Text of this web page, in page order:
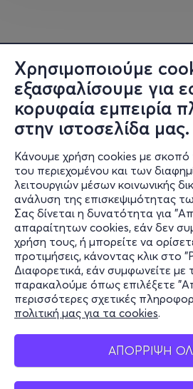
Χρησιμοποιούμε
εξασφαλίσουμε για
κορυφαία εμπειρία
στην ιστοσελίδα μας.
Κάνουμε χρήση cookies με σκοπό
του περιεχομένου και των
λειτουργιών μέσων κοινωνικής
ανάλυση της επισκεψιμότητας
Σας δίνεται η δυνατότητα για
απαραίτητων cookies, εάν δεν
χρήση τους, ή μπορείτε να
προτιμήσεις, κάνοντας κλικ στο
Διαφορετικά, εάν συμφωνείτε
παρακαλούμε όπως επιλέξετε
περισσότερες σχετικές
πολιτική μας για τα cookies.
ΑΠΟΡΡΙΨΗ
Πληροφορίες
Υποστήριξη
Stay Connected
Mobile app